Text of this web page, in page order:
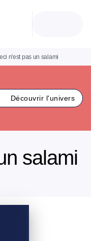
n'est pas un salami
Découvrir l'univers
salami